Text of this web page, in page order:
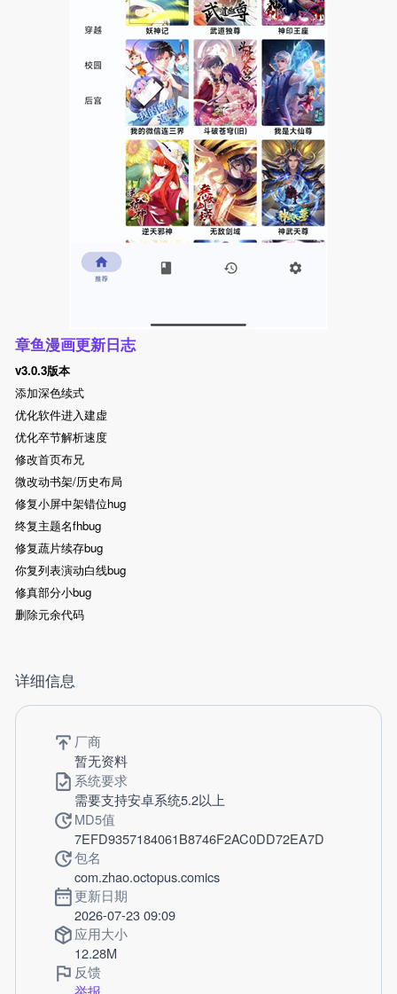
章鱼漫画更新日志
v3.0.3版本
添加深色续式
优化软件进入建虚
优化卒节解析速度
修改首页布兄
微改动书架/历史布局
修复小屏中架错位hug
终复主题名fhbug
修复蔬片续存bug
你复列表演动白线bug
修真部分小bug
删除元余代码
详细信息
厂商
暂无资料
系统要求
需要支持安卓系统5.2以上
MD5值
7EFD9357184061B8746F2AC0DD72EA7D
包名
com.zhao.octopus.comics
更新日期
2026-07-23 09:09
应用大小
12.28M
反馈